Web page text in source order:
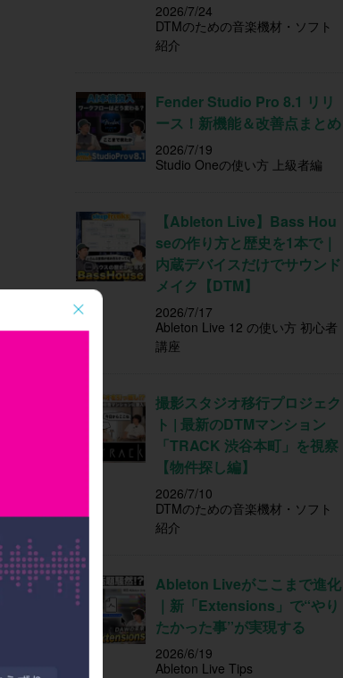
2026/7/24
DTMのための音楽機材・ソフト
紹介
Fender Studio Pro 8.1 リリ
ース！新機能＆改善点まとめ
2026/7/19
Studio Oneの使い方 上級者編
【Ableton Live】Bass Hou
seの作り方と歴史を1本で｜
内蔵デバイスだけでサウンド
メイク【DTM】
2026/7/17
Ableton Live 12 の使い方 初心者
講座
撮影スタジオ移行プロジェク
ト | 最新のDTMマンション
「TRACK 渋谷本町」を視察
【物件探し編】
2026/7/10
DTMのための音楽機材・ソフト
紹介
Ableton Liveがここまで進化
｜新「Extensions」で“やり
たかった事”が実現する
2026/6/19
Ableton Live Tips